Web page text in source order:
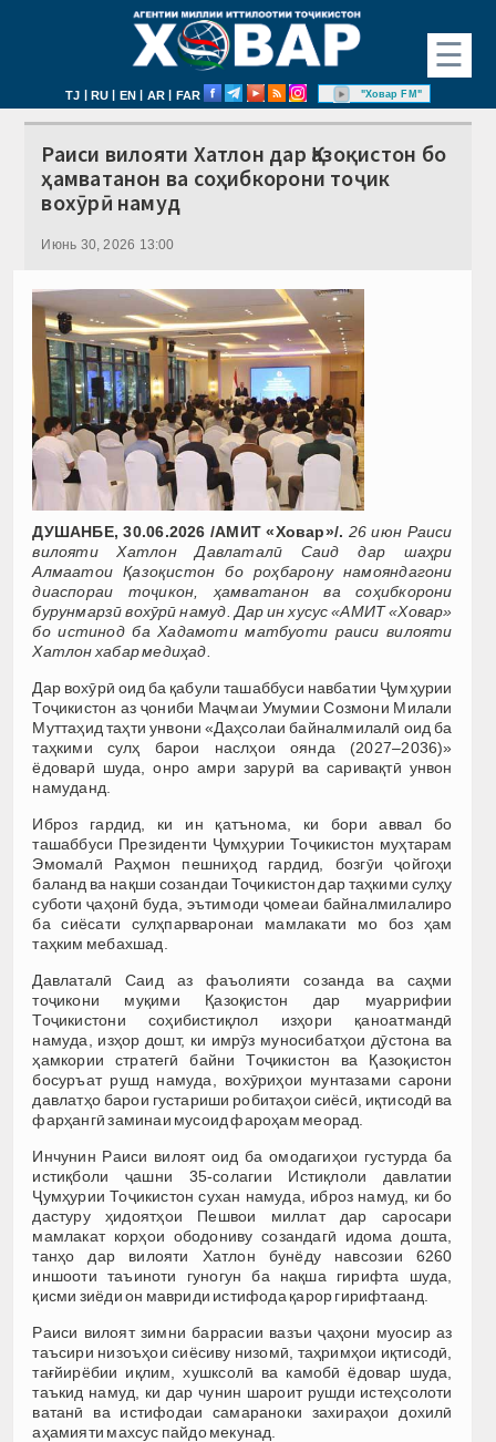
☰
TJ | RU | EN | AR | FAR "Ховар FM"
Раиси вилояти Хатлон дар Қазоқистон бо
ҳамватанон ва соҳибкорони тоҷик
вохӯрӣ намуд
Июнь 30, 2026 13:00
ДУШАНБЕ, 30.06.2026 /АМИТ «Ховар»/. 26 июн Раиси
вилояти Хатлон Давлаталӣ Саид дар шаҳри
Алмаатои Қазоқистон бо роҳбарону намояндагони
диаспораи тоҷикон, ҳамватанон ва соҳибкорони
бурунмарзӣ вохӯрӣ намуд. Дар ин хусус «АМИТ «Ховар»
бо истинод ба Хадамоти матбуоти раиси вилояти
Хатлон хабар медиҳад.
Дар вохӯрӣ оид ба қабули ташаббуси навбатии Ҷумҳурии
Тоҷикистон аз ҷониби Маҷмаи Умумии Созмони Милали
Муттаҳид таҳти унвони «Даҳсолаи байналмилалӣ оид ба
таҳкими сулҳ барои наслҳои оянда (2027–2036)»
ёдоварӣ шуда, онро амри зарурӣ ва саривақтӣ унвон
намуданд.
Иброз гардид, ки ин қатънома, ки бори аввал бо
ташаббуси Президенти Ҷумҳурии Тоҷикистон муҳтарам
Эмомалӣ Раҳмон пешниҳод гардид, бозгӯи ҷойгоҳи
баланд ва нақши созандаи Тоҷикистон дар таҳкими сулҳу
суботи ҷаҳонӣ буда, эътимоди ҷомеаи байналмилалиро
ба сиёсати сулҳпарваронаи мамлакати мо боз ҳам
таҳким мебахшад.
Давлаталӣ Саид аз фаъолияти созанда ва саҳми
тоҷикони муқими Қазоқистон дар муаррифии
Тоҷикистони соҳибистиқлол изҳори қаноатмандӣ
намуда, изҳор дошт, ки имрӯз муносибатҳои дӯстона ва
ҳамкории стратегӣ байни Тоҷикистон ва Қазоқистон
босуръат рушд намуда, вохӯриҳои мунтазами сарони
давлатҳо барои густариши робитаҳои сиёсӣ, иқтисодӣ ва
фарҳангӣ заминаи мусоид фароҳам меорад.
Инчунин Раиси вилоят оид ба омодагиҳои густурда ба
истиқболи ҷашни 35-солагии Истиқлоли давлатии
Ҷумҳурии Тоҷикистон сухан намуда, иброз намуд, ки бо
дастуру ҳидоятҳои Пешвои миллат дар саросари
мамлакат корҳои ободониву созандагӣ идома дошта,
танҳо дар вилояти Хатлон бунёду навсозии 6260
иншооти таъиноти гуногун ба нақша гирифта шуда,
қисми зиёди он мавриди истифода қарор гирифтаанд.
Раиси вилоят зимни баррасии вазъи ҷаҳони муосир аз
таъсири низоъҳои сиёсиву низомӣ, таҳримҳои иқтисодӣ,
тағйирёбии иқлим, хушксолӣ ва камобӣ ёдовар шуда,
таъкид намуд, ки дар чунин шароит рушди истеҳсолоти
ватанӣ ва истифодаи самараноки захираҳои дохилӣ
аҳамияти махсус пайдо мекунад.